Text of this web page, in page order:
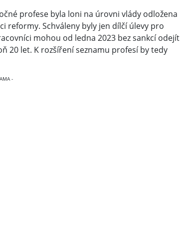
profese byla loni na úrovni vlády odložena
reformy. Schváleny byly jen dílčí úlevy pro
mohou od ledna 2023 bez sankcí odejít
20 let. K rozšíření seznamu profesí by tedy